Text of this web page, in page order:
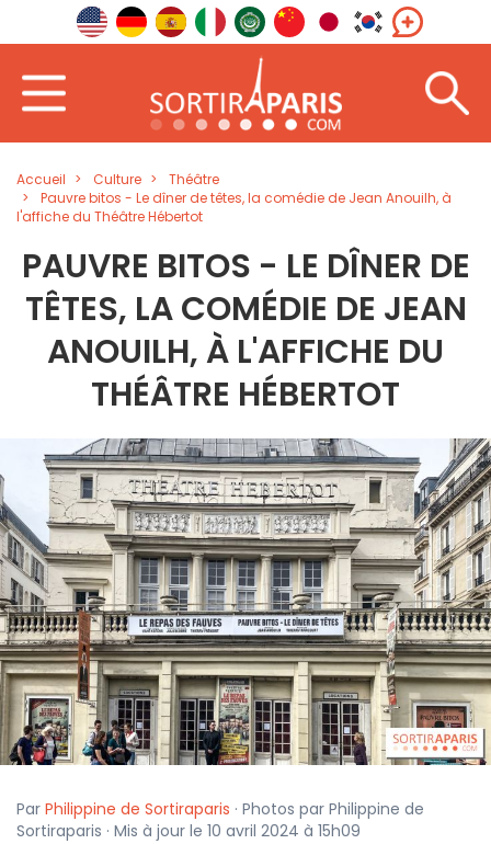
Accueil Culture
Théâtre
Pauvre bitos - Le dîner de têtes, la comédie de Jean Anouilh, à
l'affiche du Théâtre Hébertot
PAUVRE BITOS - LE DÎNER DE
TÊTES, LA COMÉDIE DE JEAN
ANOUILH, À L'AFFICHE DU
THÉÂTRE HÉBERTOT
Par Philippine de Sortiraparis · Photos par Philippine de
Sortiraparis · Mis à jour le 10 avril 2024 à 15h09